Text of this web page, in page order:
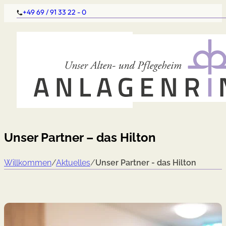
+49 69 / 91 33 22 - 0
Unser Partner – das Hilton
Willkommen/Aktuelles/Unser Partner - das Hilton